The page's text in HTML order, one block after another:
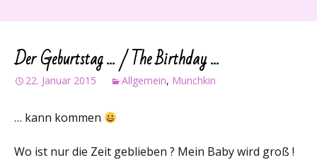
Der Geburtstag … / The Birthday …
22. Januar 2015 Allgemein, Munchkin
… kann kommen
Wo ist nur die Zeit geblieben ? Mein Baby wird groß !